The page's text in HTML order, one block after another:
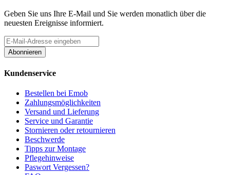
Geben Sie uns Ihre E-Mail und Sie werden monatlich über die
neuesten Ereignisse informiert.
Abonnieren
Kundenservice
Bestellen bei Emob
Zahlungsmöglichkeiten
Versand und Lieferung
Service und Garantie
Stornieren oder retournieren
Beschwerde
Tipps zur Montage
Pflegehinweise
Paswort Vergessen?